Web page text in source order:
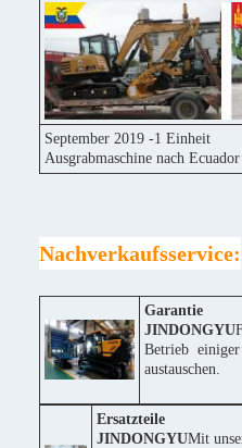
September 2019 -1 Einheit
Ausgrabmaschine nach Ecuador
Nachverkaufsservice:
Garantie
JINDONGYU
Betrieb
austauschen.
Ersatzteile
JINDONGYUMit